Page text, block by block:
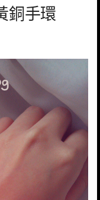
銅手環